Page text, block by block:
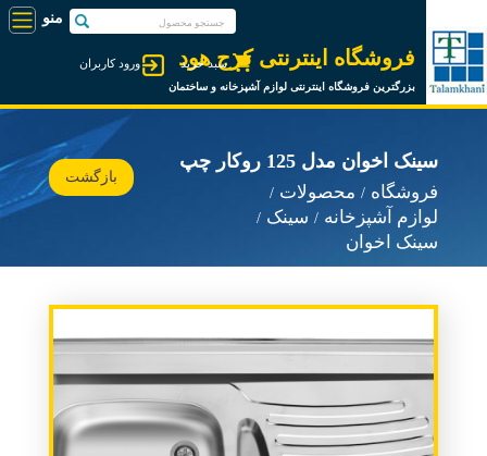
فروشگاه اینترنتی کرج هود
بزرگترین فروشگاه اینترنتی لوازم آشپزخانه و ساختمان
ورود کاربران سبد خرید
سینک اخوان مدل 125 روکار چپ
فروشگاه
محصولات
لوازم آشپزخانه
سینک
سینک اخوان
بازگشت